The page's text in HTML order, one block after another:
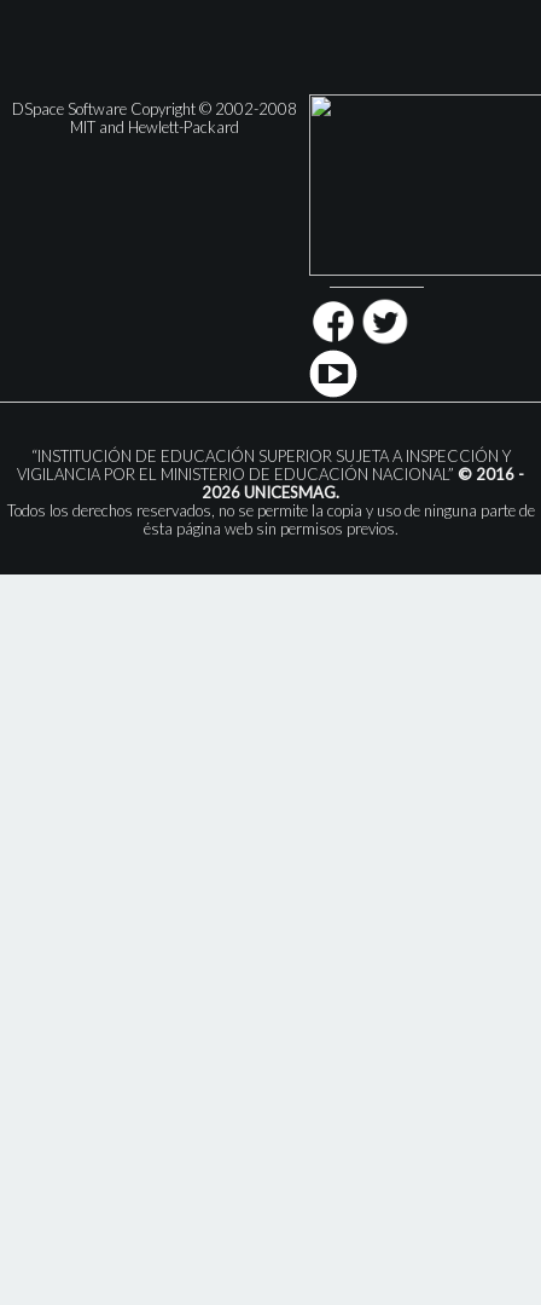
DSpace Software Copyright © 2002-2008
MIT and Hewlett-Packard
“INSTITUCIÓN DE EDUCACIÓN SUPERIOR SUJETA A INSPECCIÓN Y
VIGILANCIA POR EL MINISTERIO DE EDUCACIÓN NACIONAL” © 2016 -
2026 UNICESMAG.
Todos los derechos reservados, no se permite la copia y uso de ninguna parte de
ésta página web sin permisos previos.